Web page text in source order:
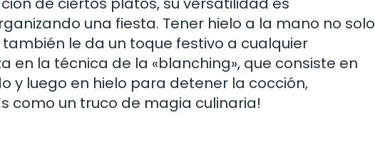
una fiesta. Tener hielo a la mano no solo
le da un toque festivo a cualquier
en la técnica de la «blanching», que consiste en
y luego en hielo para detener la cocción,
como un truco de magia culinaria!